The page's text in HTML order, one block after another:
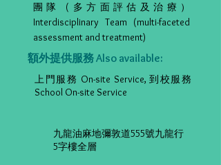
團隊 (多方面評估及治療）
Interdisciplinary Team (multi-faceted
assessment and treatment)
額外提供服務 Also available:
上門服務 On-site Service, 到校服務
School On-site Service
九龍油麻地彌敦道555號九龍行
5字樓全層